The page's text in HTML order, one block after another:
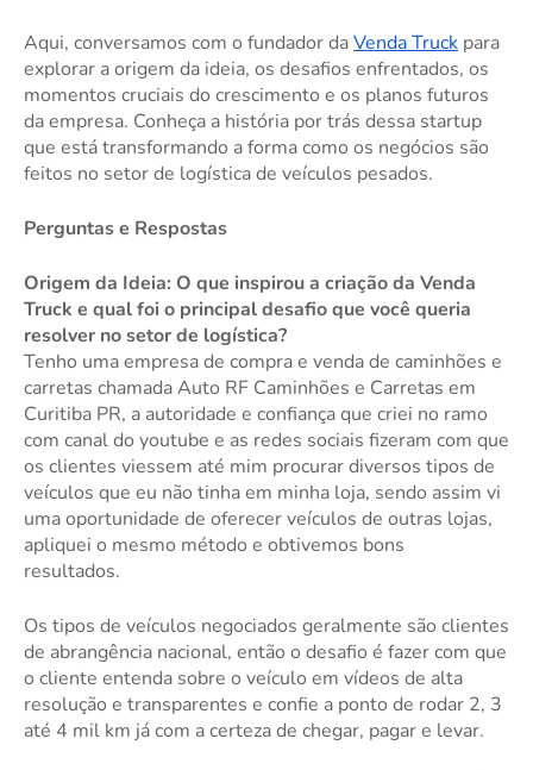
Aqui, conversamos com o fundador daVenda Truck para
explorar a origem da ideia, os desafios enfrentados, os
momentos cruciais do crescimento e os planos futuros
da empresa. Conheça a história por trás dessa startup
que está transformando a forma como os negócios são
feitos no setor de logística de veículos pesados.
Perguntas e Respostas
Origem da Ideia: O que inspirou a criação da Venda
Truck e qual foi o principal desafio que você queria
resolver no setor de logística?
Tenho uma empresa de compra e venda de caminhões e
carretas chamada Auto RF Caminhões e Carretas em
Curitiba PR, a autoridade e confiança que criei no ramo
com canal do youtube e as redes sociais fizeram com que
os clientes viessem até mim procurar diversos tipos de
veículos que eu não tinha em minha loja, sendo assim vi
uma oportunidade de oferecer veículos de outras lojas,
apliquei o mesmo método e obtivemos bons
resultados.
Os tipos de veículos negociados geralmente são clientes
de abrangência nacional, então o desafio é fazer com que
o cliente entenda sobre o veículo em vídeos de alta
resolução e transparentes e confie a ponto de rodar 2, 3
até 4 mil km já com a certeza de chegar, pagar e levar.